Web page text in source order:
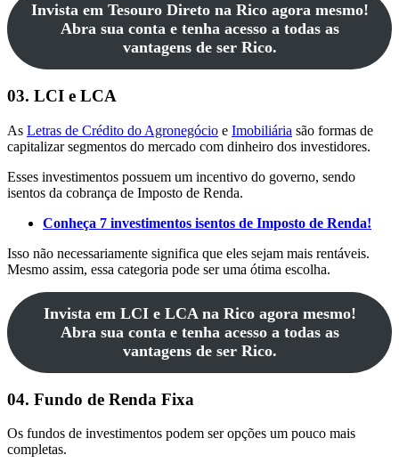
Invista em Tesouro Direto na Rico agora mesmo!
Abra sua conta e tenha acesso a todas as
vantagens de ser Rico.
03. LCI e LCA
As Letras de Crédito do Agronegócio e Imobiliária são formas de
capitalizar segmentos do mercado com dinheiro dos investidores.
Esses investimentos possuem um incentivo do governo, sendo
isentos da cobrança de Imposto de Renda.
Conheça 7 investimentos isentos de Imposto de Renda!
Isso não necessariamente significa que eles sejam mais rentáveis.
Mesmo assim, essa categoria pode ser uma ótima escolha.
Invista em LCI e LCA na Rico agora mesmo!
Abra sua conta e tenha acesso a todas as
vantagens de ser Rico.
04. Fundo de Renda Fixa
Os fundos de investimentos podem ser opções um pouco mais
completas.